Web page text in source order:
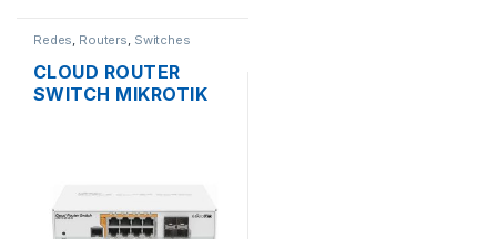
Redes, Routers, Switches
CLOUD ROUTER
SWITCH MIKROTIK
+ 4 PUERTOS SFP,
RACKEABLE